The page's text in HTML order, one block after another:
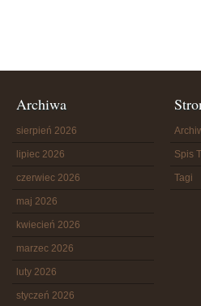
Archiwa
sierpień 2026
lipiec 2026
czerwiec 2026
maj 2026
kwiecień 2026
marzec 2026
luty 2026
styczeń 2026
Spis
Tagi